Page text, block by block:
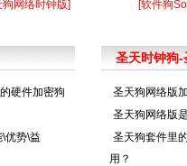
狗网络时钟版] [软件狗
圣天时钟狗-
硬件加密狗
优势\益
圣天狗网络版
圣天狗网络版
圣天狗套件里
用？